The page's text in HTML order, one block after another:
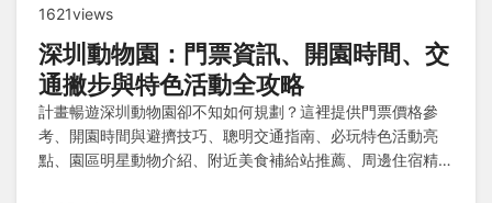
1621views
深圳動物園：門票資訊、開園時間、交
通撇步與特色活動全攻略
計畫暢遊深圳動物園卻不知如何規劃？這裡提供門票價格參
考、開園時間與避擠技巧、聰明交通指南、必玩特色活動亮
點、園區明星動物介紹、附近美食補給站推薦、周邊住宿精